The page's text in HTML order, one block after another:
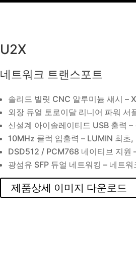
U2X
네트워크 트랜스포트
솔리드 빌릿 CNC 알루미늄 섀시 –
외장 듀얼 토로이달 리니어 파워 서
신설계 아이솔레이티드 USB 출력
10MHz 클럭 입출력 – LUMIN 최초,
DSD512 / PCM768 네이티브 지원
광섬유 SFP 듀얼 네트워킹 – 네트
제품상세 이미지 다운로드